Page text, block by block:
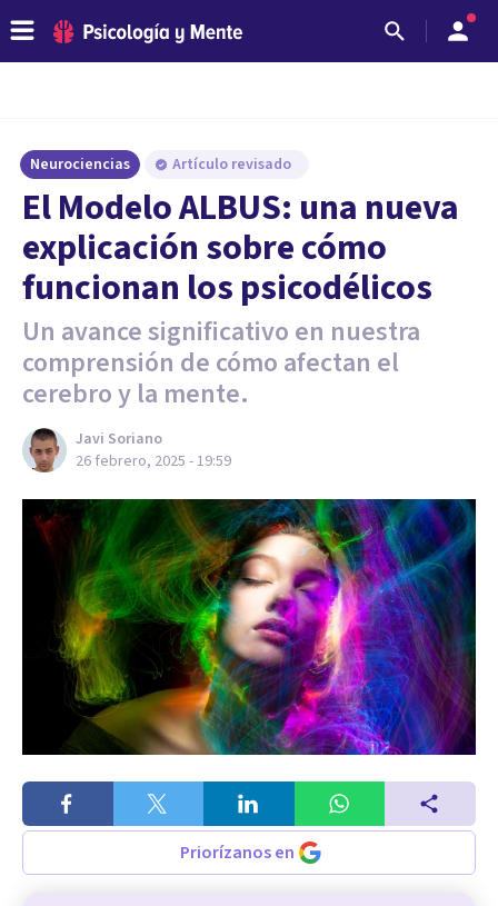
Neurociencias Artículo revisado
El Modelo ALBUS: una nueva
explicación sobre cómo
funcionan los psicodélicos
Un avance significativo en nuestra
comprensión de cómo afectan el
cerebro y la mente.
Javi Soriano
26 febrero, 2025 - 19:59
Priorízanos en